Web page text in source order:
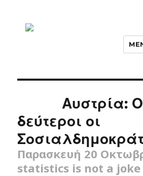
Αυστρία:
δεύτεροι οι
Παρασκευή 20
statistics is not a joke